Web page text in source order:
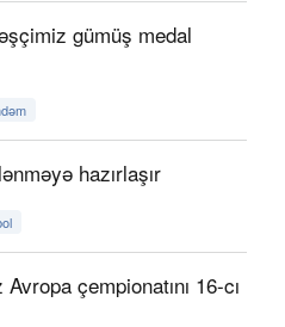
gümüş medal
hazırlaşır
çempionatını 16-cı